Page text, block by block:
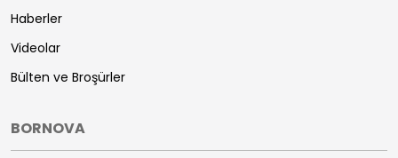
Haberler
Videolar
Bülten ve Broşürler
BORNOVA